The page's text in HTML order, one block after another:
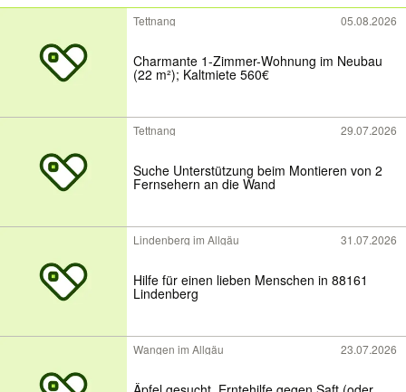
Tettnang 05.08.2026
Charmante 1-Zimmer-Wohnung im Neubau
(22 m²); Kaltmiete 560€
Tettnang 29.07.2026
Suche Unterstützung beim Montieren von 2
Fernsehern an die Wand
Lindenberg im Allgäu 31.07.2026
Hilfe für einen lieben Menschen in 88161
Lindenberg
Wangen im Allgäu 23.07.2026